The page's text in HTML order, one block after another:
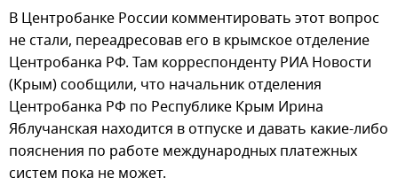
В Центробанке России комментировать этот вопрос
не стали, переадресовав его в крымское отделение
Центробанка РФ. Там корреспонденту РИА Новости
(Крым) сообщили, что начальник отделения
Центробанка РФ по Республике Крым Ирина
Яблучанская находится в отпуске и давать какие-либо
пояснения по работе международных платежных
систем пока не может.